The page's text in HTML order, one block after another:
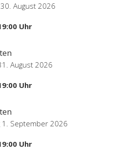
August 2026
Uhr
August 2026
Uhr
1. September 2026
Uhr